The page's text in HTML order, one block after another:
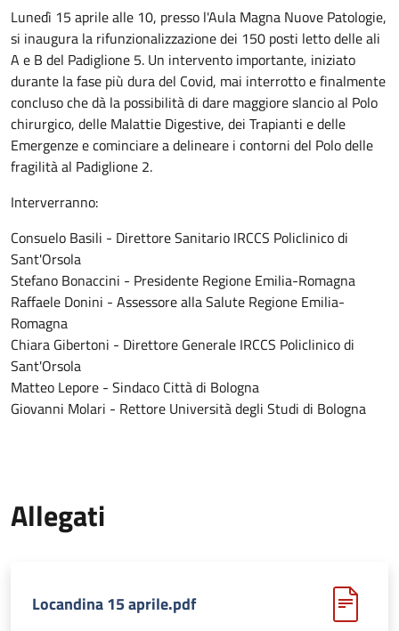
Lunedì 15 aprile alle 10, presso l'Aula Magna Nuove Patologie,
si inaugura la rifunzionalizzazione dei 150 posti letto delle ali
A e B del Padiglione 5. Un intervento importante, iniziato
durante la fase più dura del Covid, mai interrotto e finalmente
concluso che dà la possibilità di dare maggiore slancio al Polo
chirurgico, delle Malattie Digestive, dei Trapianti e delle
Emergenze e cominciare a delineare i contorni del Polo delle
fragilità al Padiglione 2.
Interverranno:
Consuelo Basili - Direttore Sanitario IRCCS Policlinico di
Sant'Orsola
Stefano Bonaccini - Presidente Regione Emilia-Romagna
Raffaele Donini - Assessore alla Salute Regione Emilia-
Romagna
Chiara Gibertoni - Direttore Generale IRCCS Policlinico di
Sant'Orsola
Matteo Lepore - Sindaco Città di Bologna
Giovanni Molari - Rettore Università degli Studi di Bologna
Allegati
Locandina 15 aprile.pdf